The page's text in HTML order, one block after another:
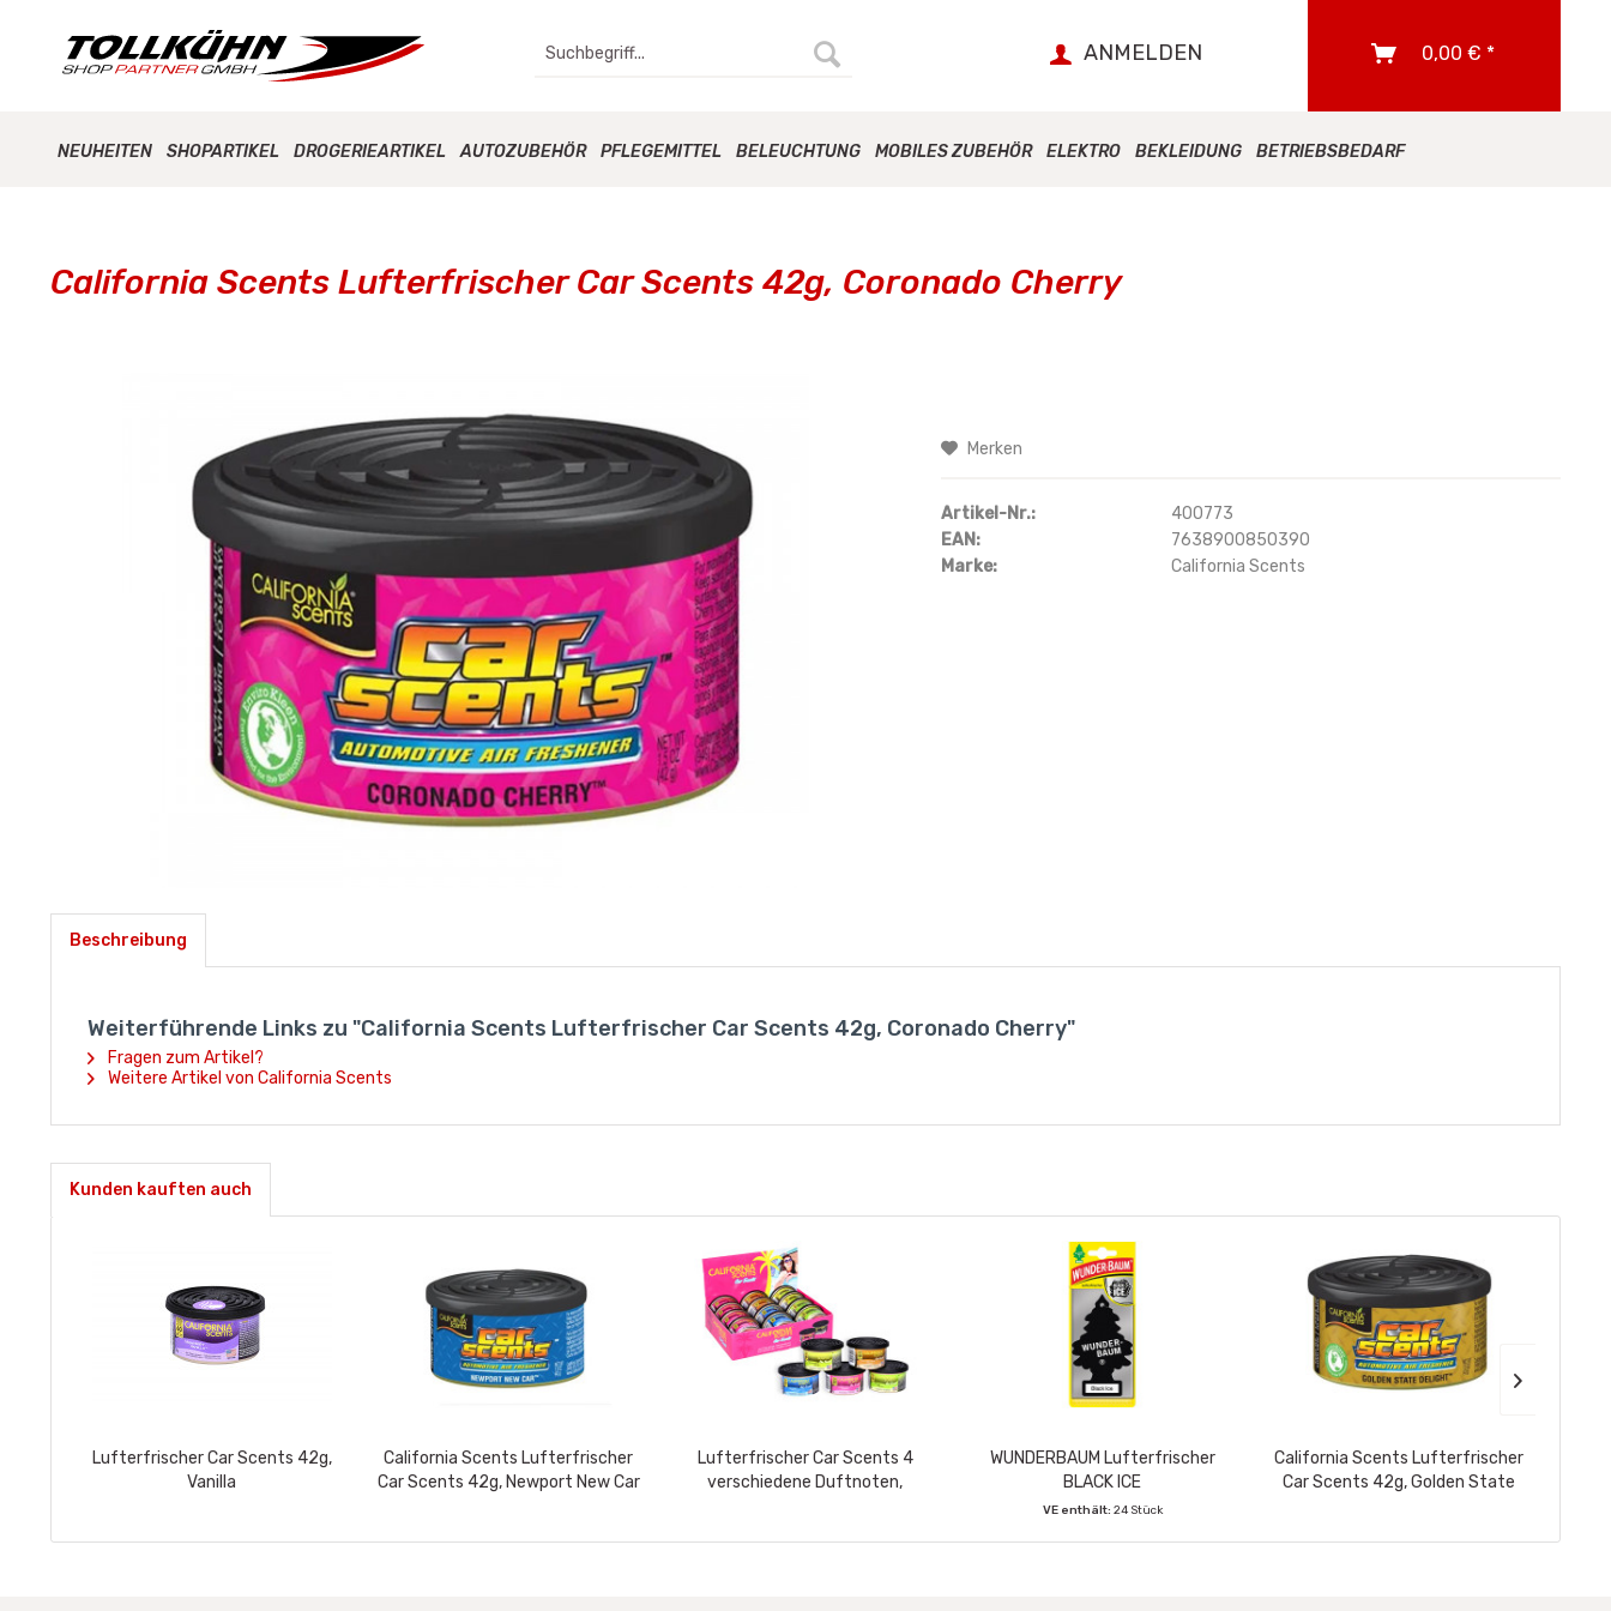
ANMELDEN 0,00 € *
NEUHEITEN SHOPARTIKEL DROGERIEARTIKEL AUTOZUBEHÖR PFLEGEMITTEL BELEUCHTUNG MOBILES ZUBEHÖR ELEKTRO BEKLEIDUNG BETRIEBSBEDARF
California Scents Lufterfrischer Car Scents 42g, Coronado Cherry
Merken
Artikel-Nr.:
400773
EAN:
7638900850390
Marke:
California Scents
Beschreibung
Weiterführende Links zu "California Scents Lufterfrischer Car Scents 42g, Coronado Cherry"
Fragen zum Artikel?
Weitere Artikel von California Scents
Kunden kauften auch
Lufterfrischer Car Scents 42g,
Vanilla
California Scents Lufterfrischer
Car Scents 42g, Newport New Car
Lufterfrischer Car Scents 4
verschiedene Duftnoten,
WUNDERBAUM Lufterfrischer
BLACK ICE
VE enthält: 24 Stück
California Scents Lufterfrischer
Car Scents 42g, Golden State